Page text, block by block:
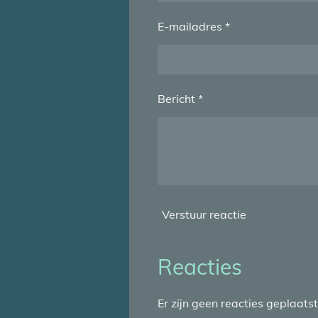
E-mailadres *
Bericht *
Verstuur reactie
Reacties
Er zijn geen reacties